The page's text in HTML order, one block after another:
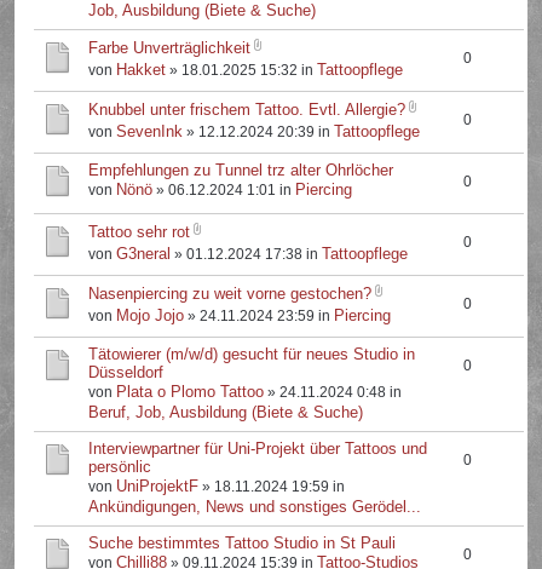
Job, Ausbildung (Biete & Suche)
Farbe Unverträglichkeit
von Hakket » 18.01.2025 15:32 in Tattoopflege
0
Knubbel unter frischem Tattoo. Evtl. Allergie?
vonSevenInk » 12.12.2024 20:39 in Tattoopflege
0
Empfehlungen zu Tunnel trz alter Ohrlöcher
von Nönö » 06.12.2024 1:01 in Piercing 0
Tattoo sehr rot
vonG3neral » 01.12.2024 17:38 in Tattoopflege
0
Nasenpiercing zu weit vorne gestochen?
von Mojo Jojo » 24.11.2024 23:59 in Piercing
0
Tätowierer (m/w/d) gesucht für neues Studio in
Düsseldorf
von Plata o Plomo Tattoo » 24.11.2024 0:48 in
Beruf, Job, Ausbildung (Biete & Suche)
0
Interviewpartner für Uni-Projekt über Tattoos und
persönlic
von UniProjektF » 18.11.2024 19:59 in
Ankündigungen, News und sonstiges Gerödel...
0
Suche bestimmtes Tattoo Studio in St Pauli
vonChilli88 » 09.11.2024 15:39 in Tattoo-Studios 0